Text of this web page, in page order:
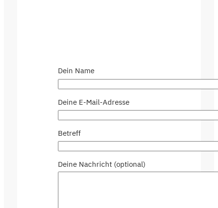
Dein Name
Deine E-Mail-Adresse
Betreff
Deine Nachricht (optional)